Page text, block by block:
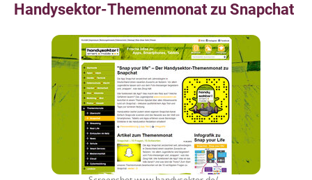
Handysektor-Themenmonat zu Snapchat